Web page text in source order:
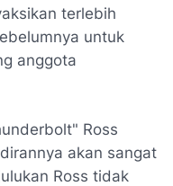
terlebih
untuk
anggota
Ross
akan sangat
Ross tidak